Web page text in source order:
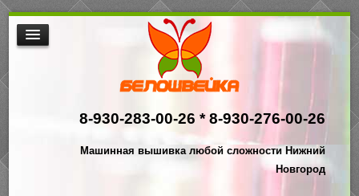
8-930-283-00-26 *8-930-276-00-26
Машинная вышивка любой сложности Нижний
Новгород
МАШИННАЯ ВЫШИВКА
НАША ПРОДУКЦИЯ
$АКЦИИ